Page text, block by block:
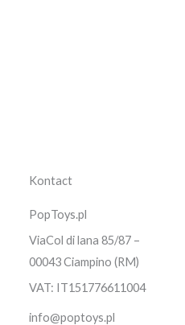
Kontact
PopToys.pl
ViaCol di lana 85/87 –
00043 Ciampino (RM)
VAT: IT151776611004
info@poptoys.pl